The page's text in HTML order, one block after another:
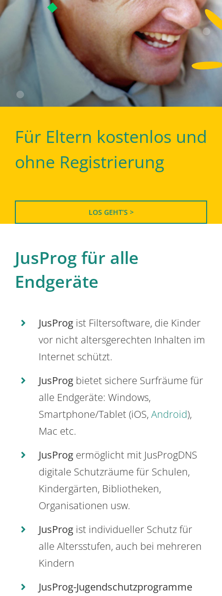
Für Eltern kostenlos und
ohne Registrierung
LOS GEHT’S >
JusProg für alle
Endgeräte
JusProg ist Filtersoftware, die Kinder
vor nicht altersgerechten Inhalten im
Internet schützt.
JusProg bietet sichere Surfräume für
alle Endgeräte: Windows,
Smartphone/Tablet (iOS, Android),
Mac etc.
JusProg ermöglicht mit JusProgDNS
digitale Schutzräume für Schulen,
Kindergärten, Bibliotheken,
Organisationen usw.
JusProg ist individueller Schutz für
alle Altersstufen, auch bei mehreren
Kindern
JusProg-Jugendschutzprogramme